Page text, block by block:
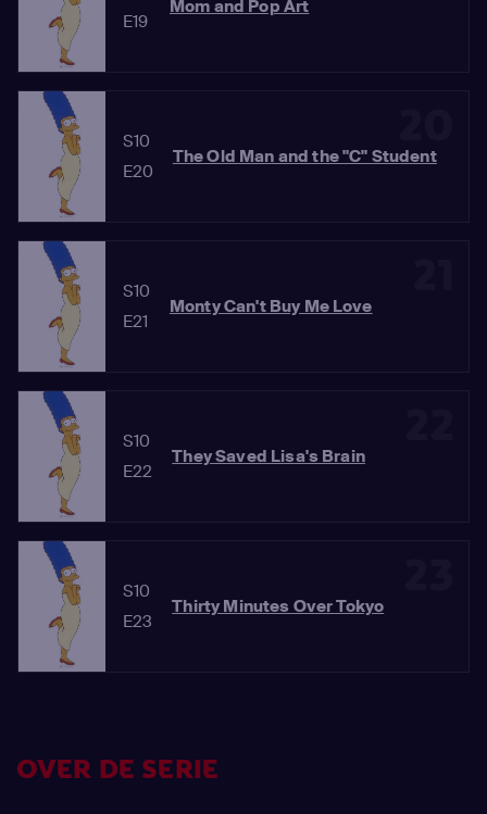
E19
Mom and Pop Art
S10
E20
The Old Man and the "C" Student
S10
E21
Monty Can't Buy Me Love
S10
E22
They Saved Lisa's Brain
S10
E23
Thirty Minutes Over Tokyo
OVER DE SERIE